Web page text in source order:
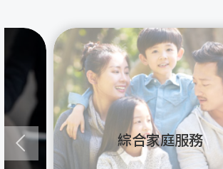
綜合家庭服務